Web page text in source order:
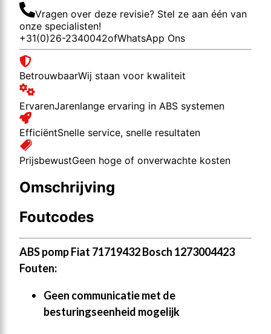
Vragen over deze revisie? Stel ze aan één van
onze specialisten!
+31(0)26-2340042ofWhatsApp Ons
BetrouwbaarWij staan voor kwaliteit
ErvarenJarenlange ervaring in ABS systemen
EfficiëntSnelle service, snelle resultaten
PrijsbewustGeen hoge of onverwachte kosten
Omschrijving
Foutcodes
ABS pomp Fiat 71719432 Bosch 1273004423
Fouten:
Geen communicatie met de
besturingseenheid mogelijk